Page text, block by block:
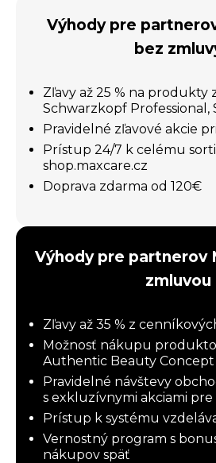
Výhody pre
bez
Zľavy až 25 % na produkty
Schwarzkopf Professional,
Pravidelné zľavové akcie
Prístup 24/7 k celému
shop.maxcare.cz
Doprava zdarma od 120€
Výhody pre partnerov
zmluvou
Zľavy až 35 % z
Možnosť nákupu
Authentic Beauty Concept
Pravidelné návštevy
s exkluzívnymi akciami pre
Prístup k systému
Vernostný program s
nákupov späť